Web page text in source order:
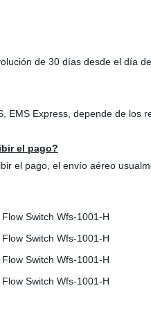
de 30 días desde el día
EMS Express, depende de los
el pago?
el pago, el envío aéreo